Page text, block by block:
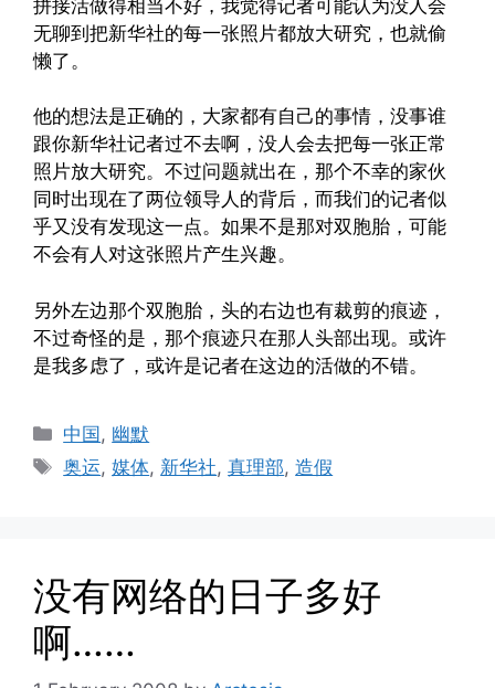
拼接活做得相当不好，我觉得记者可能认为没人会
无聊到把新华社的每一张照片都放大研究，也就偷
懒了。
他的想法是正确的，大家都有自己的事情，没事谁
跟你新华社记者过不去啊，没人会去把每一张正常
照片放大研究。不过问题就出在，那个不幸的家伙
同时出现在了两位领导人的背后，而我们的记者似
乎又没有发现这一点。如果不是那对双胞胎，可能
不会有人对这张照片产生兴趣。
另外左边那个双胞胎，头的右边也有裁剪的痕迹，
不过奇怪的是，那个痕迹只在那人头部出现。或许
是我多虑了，或许是记者在这边的活做的不错。
Categories
中国, 幽默
Tags
奥运,媒体, 新华社,真理部,造假
没有网络的日子多好
啊……